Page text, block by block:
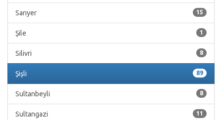
15
Sarıyer
1
Şile
8
Silivri
89
Şişli
8
Sultanbeyli
11
Sultangazi